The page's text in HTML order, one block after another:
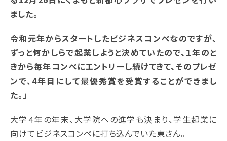
ました。
令和元年からスタートしたビジネスコンペなのですが、
ずっと何かしらで起業しようと決めていたので、１年のと
きから毎年コンペにエントリーし続けてきて、そのプレゼ
ンで、4年目にして最優秀賞を受賞することができまし
た。」
大学４年の年末、大学院への進学も決まり、学生起業に
向けてビジネスコンペに打ち込んでいた東さん。